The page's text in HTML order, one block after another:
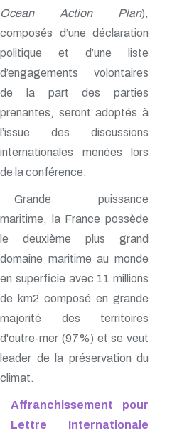
Ocean Action Plan),
composés d’une déclaration
politique et d’une liste
d’engagements volontaires
de la part des parties
prenantes, seront adoptés à
l’issue des discussions
internationales menées lors
de la conférence.
Grande puissance
maritime, la France possède
le deuxième plus grand
domaine maritime au monde
en superficie avec 11 millions
de km2 composé en grande
majorité des territoires
d'outre-mer (97%) et se veut
leader de la préservation du
climat.
Affranchissement pour
Lettre Internationale